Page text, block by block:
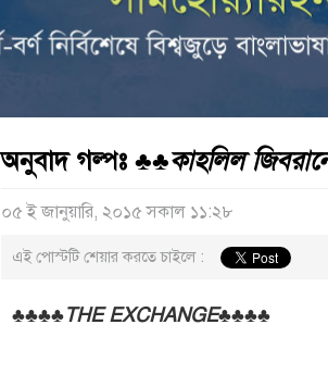
অনুবাদ গল্পঃ ♣♣কাহলিল
০৫ ই জানুয়ারি, ২০১৫ সকাল ১১:২৮
এই পোস্টটি শেয়ার করতে চাইলে :
♣♣♣♣THE EXCHANGE♣♣♣♣